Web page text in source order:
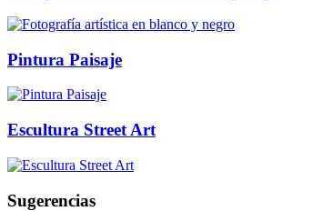
Pintura Paisaje
Escultura Street Art
Sugerencias